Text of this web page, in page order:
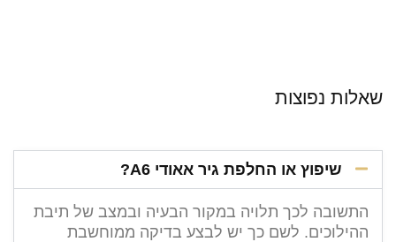
שאלות נפוצות
שיפוץ או החלפת גיר אאודי A6?
התשובה לכך תלויה במקור הבעיה ובמצב של תיבת
ההילוכים. לשם כך יש לבצע בדיקה ממוחשבת